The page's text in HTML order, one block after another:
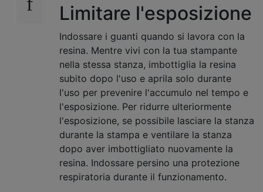
Limitare l'esposizione
Indossare i guanti quando si lavora con la
resina. Mentre vivi con la tua stampante
nella stessa stanza, imbottiglia la resina
subito dopo l'uso e aprila solo durante
l'uso per prevenire l'accumulo nel tempo e
l'esposizione. Per ridurre ulteriormente
l'esposizione, se possibile lasciare la stanza
durante la stampa e ventilare la stanza
dopo aver imbottigliato nuovamente la
resina. Indossare persino una protezione
respiratoria durante il funzionamento.